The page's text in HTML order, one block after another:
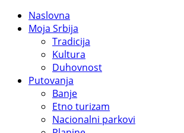
Naslovna
Moja Srbija
Tradicija
Kultura
Duhovnost
Putovanja
Banje
Etno turizam
Nacionalni parkovi